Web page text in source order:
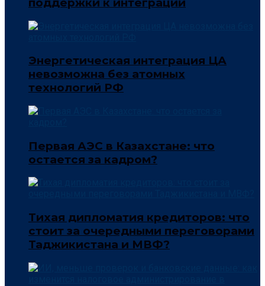
Энергетическая интеграция ЦА
невозможна без атомных
технологий РФ
Первая АЭС в Казахстане: что
остается за кадром?
Тихая дипломатия кредиторов: что
стоит за очередными переговорами
Таджикистана и МВФ?